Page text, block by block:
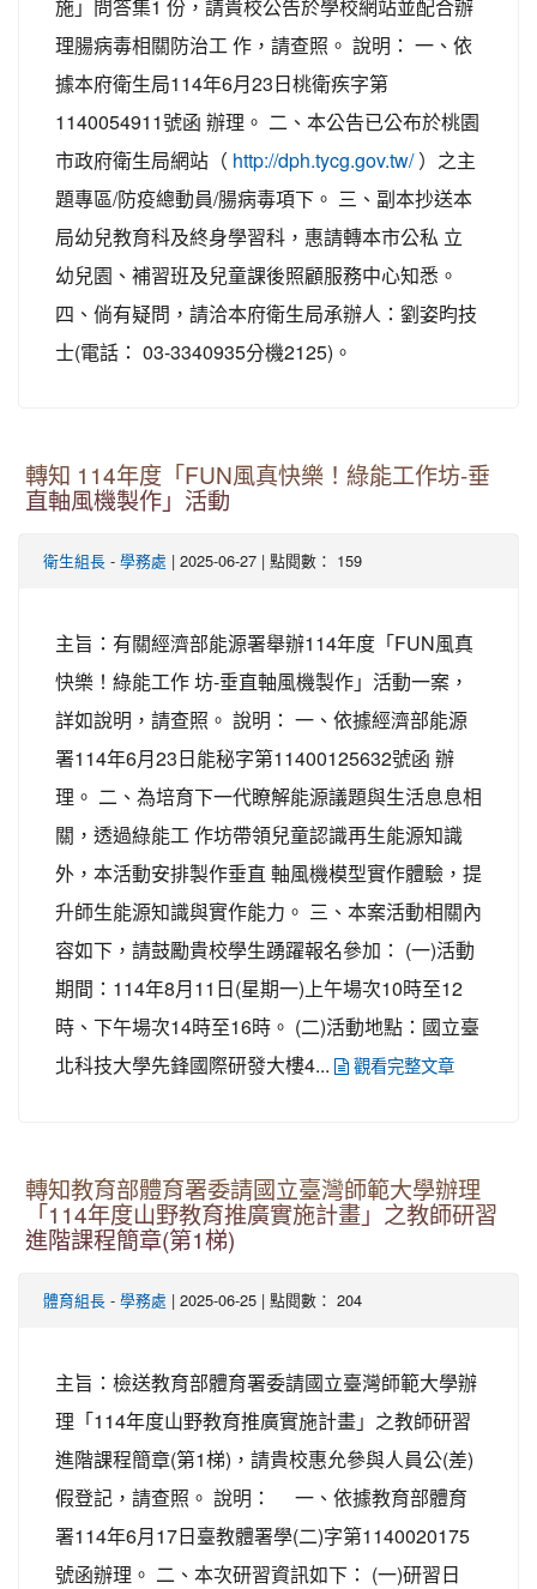
施」問答集1 份，請貴校公告於學校網站並配合辦
理腸病毒相關防治工 作，請查照。 說明： 一、依
據本府衛生局114年6月23日桃衛疾字第
1140054911號函 辦理。 二、本公告已公布於桃園
市政府衛生局網站（ http://dph.tycg.gov.tw/）之主
題專區/防疫總動員/腸病毒項下。 三、副本抄送本
局幼兒教育科及終身學習科，惠請轉本市公私 立
幼兒園、補習班及兒童課後照顧服務中心知悉。
四、倘有疑問，請洽本府衛生局承辦人：劉姿昀技
士(電話： 03-3340935分機2125)。
轉知 114年度「FUN風真快樂！綠能工作坊-垂
直軸風機製作」活動
衛生組長 - 學務處 | 2025-06-27 | 點閱數： 159
主旨：有關經濟部能源署舉辦114年度「FUN風真
快樂！綠能工作 坊-垂直軸風機製作」活動一案，
詳如說明，請查照。 說明： 一、依據經濟部能源
署114年6月23日能秘字第11400125632號函 辦
理。 二、為培育下一代瞭解能源議題與生活息息相
關，透過綠能工 作坊帶領兒童認識再生能源知識
外，本活動安排製作垂直 軸風機模型實作體驗，提
升師生能源知識與實作能力。 三、本案活動相關內
容如下，請鼓勵貴校學生踴躍報名參加： (一)活動
期間：114年8月11日(星期一)上午場次10時至12
時、下午場次14時至16時。 (二)活動地點：國立臺
北科技大學先鋒國際研發大樓4...
觀看完整文章
轉知教育部體育署委請國立臺灣師範大學辦理
「114年度山野教育推廣實施計畫」之教師研習
進階課程簡章(第1梯)
體育組長 - 學務處 | 2025-06-25 | 點閱數： 204
主旨：檢送教育部體育署委請國立臺灣師範大學辦
理「114年度山野教育推廣實施計畫」之教師研習
進階課程簡章(第1梯)，請貴校惠允參與人員公(差)
假登記，請查照。 說明： 一、依據教育部體育
署114年6月17日臺教體署學(二)字第1140020175
號函辦理。 二、本次研習資訊如下： (一)研習日